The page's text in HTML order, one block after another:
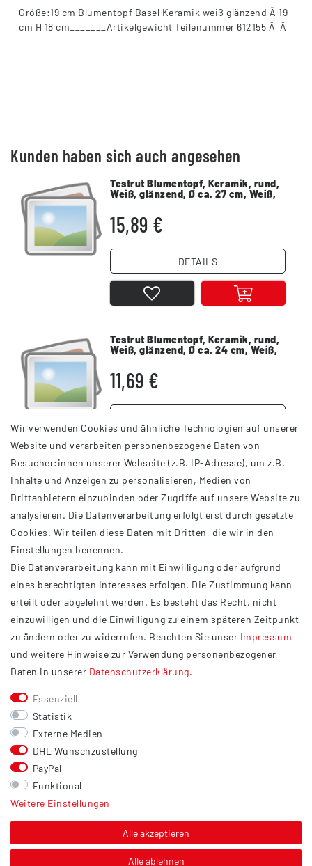
Größe:19 cm Blumentopf Basel Keramik weiß glänzend Ã 19
cm H 18 cm_______Artikelgewicht Teilenummer 612155 Â Â
Kunden haben sich auch angesehen
Testrut Blumentopf, Keramik, rund,
Weiß, glänzend, Ø ca. 27 cm, Weiß,
cm
15,89 €
DETAILS
Testrut Blumentopf, Keramik, rund,
Weiß, glänzend, Ø ca. 24 cm, Weiß,
23 cm
11,69 €
INFORMATIONEN
AGB
Impressum
Datenschutzerklärung
Widerrufsrecht
Barrierefreiheit
Service
Kontakt
Versand
Zahlung
Vertrag widerrufen
Sonstiges
Hinweis zur Entsorgung von Altbatterien & Altöl
Über uns
Wir verwenden Cookies und ähnliche Technologien auf unserer
Website und verarbeiten personenbezogene Daten von
Besucher:innen unserer Webseite (z.B. IP-Adresse), um z.B.
Inhalte und Anzeigen zu personalisieren, Medien von
Drittanbietern einzubinden oder Zugriffe auf unsere Website zu
analysieren. Die Datenverarbeitung erfolgt erst durch gesetzte
Cookies. Wir teilen diese Daten mit Dritten, die wir in den
Einstellungen benennen.
Die Datenverarbeitung kann mit Einwilligung oder aufgrund
eines berechtigten Interesses erfolgen. Die Zustimmung kann
erteilt oder abgelehnt werden. Es besteht das Recht, nicht
einzuwilligen und die Einwilligung zu einem späteren Zeitpunkt
zu ändern oder zu widerrufen. Beachten Sie unser Impressum
und weitere Hinweise zur Verwendung personenbezogener
Daten in unserer Daten­schutz­erklärung.
Essenziell
Statistik
Externe Medien
DHL Wunschzustellung
PayPal
Funktional
Weitere Einstellungen
Alle akzeptieren
Alle ablehnen